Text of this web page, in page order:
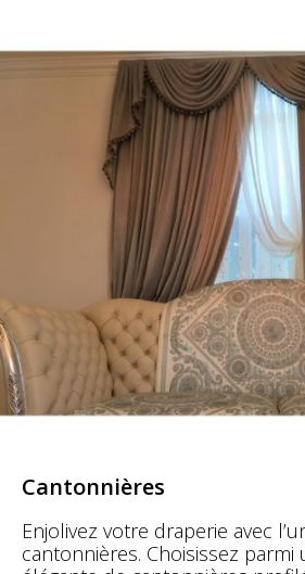
Cantonnières
Enjolivez votre draperie avec
cantonnières. Choisissez parmi